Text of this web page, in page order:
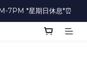
7PM *星期日休息*⏰
7PM *星期日休息*⏰